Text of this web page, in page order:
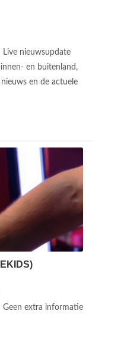
Live nieuwsupdate
en buitenland,
en de actuele
Geen extra informatie